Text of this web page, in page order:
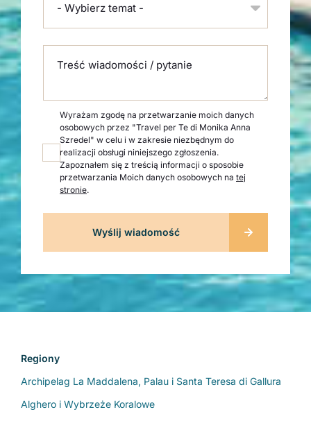
- Wybierz temat -
Treść wiadomości / pytanie
Wyrażam zgodę na przetwarzanie moich danych
osobowych przez "Travel per Te di Monika Anna
Szredel" w celu i w zakresie niezbędnym do
realizacji obsługi niniejszego zgłoszenia.
Zapoznałem się z treścią informacji o sposobie
przetwarzania Moich danych osobowych na tej
stronie.
Regiony
Archipelag La Maddalena, Palau i Santa Teresa di Gallura
Alghero i Wybrzeże Koralowe